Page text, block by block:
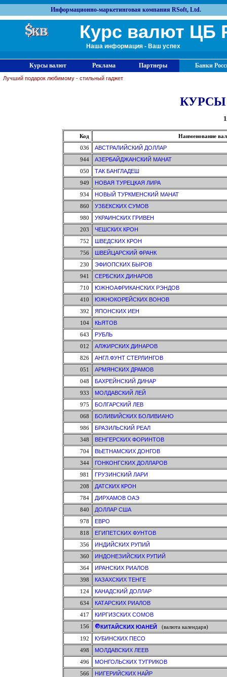
Информационно-маркетинговая компания RSoft, Ltd.
Курс валют ЦБ
Наша информация - Ваш успех
Курсы валют Реклама Партнеры Банки
Лучший подарок любимому - стильный гаджет
Код
Наименование
036
АВСТРАЛИЙСКИЙ ДОЛЛАР
944
АЗЕРБАЙДЖАНСКИЙ МАНАТ
050
ТАК БАНГЛАДЕШ
949
НОВАЯ ТУРЕЦКАЯ ЛИРА
934
НОВЫЙ ТУРКМЕНСКИЙ МАНАТ
860
УЗБЕКСКИХ СУМОВ
980
УКРАИНСКИХ ГРИВЕН
203
ЧЕШСКИХ КРОН
752
ШВЕДСКИХ КРОН
756
ШВЕЙЦАРСКИЙ ФРАНК
230
ЭФИОПСКИХ БЫРОВ
941
СЕРБСКИХ ДИНАРОВ
710
ЮЖНОАФРИКАНСКИХ РЭНДОВ
410
ЮЖНОКОРЕЙСКИХ ВОНОВ
392
ЯПОНСКИХ ИЕН
104
КЬЯТОВ
643
РУБЛЬ
012
АЛЖИРСКИХ ДИНАРОВ
826
АНГЛ.ФУНТ СТЕРЛИНГОВ
051
АРМЯНСКИХ ДРАМОВ
048
БАХРЕЙНСКИЙ ДИНАР
933
МОЛДАВСКИЙ ЛЕЙ
975
БОЛГАРСКИЙ ЛЕВ
068
БОЛИВИЙСКИХ БОЛИВИАНО
986
БРАЗИЛЬСКИЙ РЕАЛ
348
ВЕНГЕРСКИХ ФОРИНТОВ
704
ВЬЕТНАМСКИХ ДОНГОВ
344
ГОНКОНГСКИХ ДОЛЛАРОВ
981
ГРУЗИНСКИЙ ЛАРИ
208
ДАТСКИХ КРОН
784
ДИРХАМОВ ОАЭ
840
ДОЛЛАР США
978
ЕВРО
818
ЕГИПЕТСКИХ ФУНТОВ
356
ИНДИЙСКИХ РУПИЙ
360
ИНДОНЕЗИЙСКИХ РУПИЙ
364
ИРАНСКИХ РИАЛОВ
398
КАЗАХСКИХ ТЕНГЕ
124
КАНАДСКИЙ ДОЛЛАР
634
КАТАРСКИХ РИАЛОВ
417
КИРГИЗСКИХ СОМОВ
156
КИТАЙСКИХ ЮАНЕЙ(валюта календаря)
192
КУБИНСКИХ ПЕСО
498
МОЛДАВСКИХ ЛЕЕВ
496
МОНГОЛЬСКИХ ТУГРИКОВ
566
НИГЕРИЙСКИХ НАЙР